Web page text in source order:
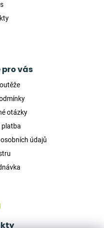
vás
otázky
platba
údajů